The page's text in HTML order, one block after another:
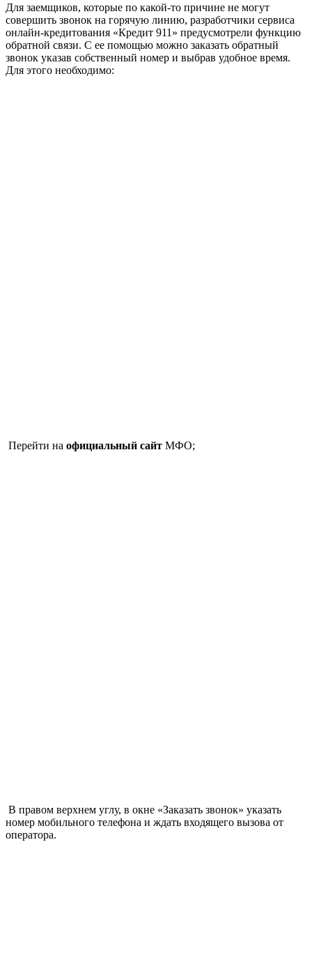
Для заемщиков, которые по какой-то причине не могут
совершить звонок на горячую линию, разработчики сервиса
онлайн-кредитования «Кредит 911» предусмотрели функцию
обратной связи. С ее помощью можно заказать обратный
звонок указав собственный номер и выбрав удобное время.
Для этого необходимо:
Перейти на официальный сайт МФО;
В правом верхнем углу, в окне «Заказать звонок» указать
номер мобильного телефона и ждать входящего вызова от
оператора.